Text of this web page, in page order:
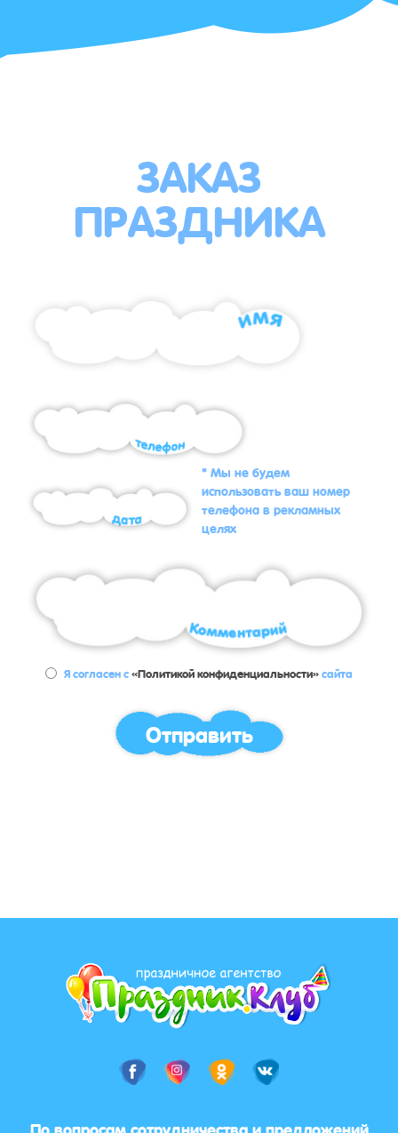
ЗАКАЗ
ПРАЗДНИКА
* Мы не будем
использовать ваш номер
телефона в рекламных
целях
Я согласен с«Политикой конфиденциальности»сайта
Отправить